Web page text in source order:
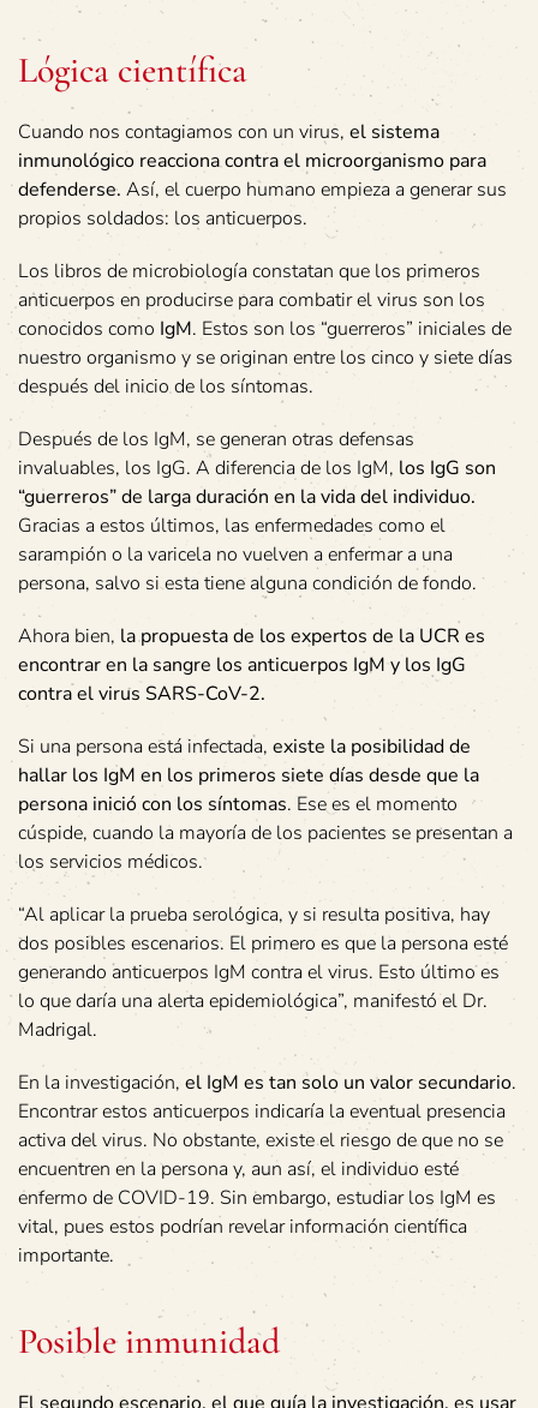
Lógica científica
Cuando nos contagiamos con un virus, el sistema
inmunológico reacciona contra el microorganismo para
defenderse. Así, el cuerpo humano empieza a generar sus
propios soldados: los anticuerpos.
Los libros de microbiología constatan que los primeros
anticuerpos en producirse para combatir el virus son los
conocidos como IgM. Estos son los “guerreros” iniciales de
nuestro organismo y se originan entre los cinco y siete días
después del inicio de los síntomas.
Después de los IgM, se generan otras defensas
invaluables, los IgG. A diferencia de los IgM, los IgG son
“guerreros” de larga duración en la vida del individuo.
Gracias a estos últimos, las enfermedades como el
sarampión o la varicela no vuelven a enfermar a una
persona, salvo si esta tiene alguna condición de fondo.
Ahora bien, la propuesta de los expertos de la UCR es
encontrar en la sangre los anticuerpos IgM y los IgG
contra el virus SARS-CoV-2.
Si una persona está infectada, existe la posibilidad de
hallar los IgM en los primeros siete días desde que la
persona inició con los síntomas. Ese es el momento
cúspide, cuando la mayoría de los pacientes se presentan a
los servicios médicos.
“Al aplicar la prueba serológica, y si resulta positiva, hay
dos posibles escenarios. El primero es que la persona esté
generando anticuerpos IgM contra el virus. Esto último es
lo que daría una alerta epidemiológica”, manifestó el Dr.
Madrigal.
En la investigación, el IgM es tan solo un valor secundario.
Encontrar estos anticuerpos indicaría la eventual presencia
activa del virus. No obstante, existe el riesgo de que no se
encuentren en la persona y, aun así, el individuo esté
enfermo de COVID-19. Sin embargo, estudiar los IgM es
vital, pues estos podrían revelar información científica
importante.
Posible inmunidad